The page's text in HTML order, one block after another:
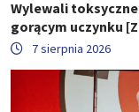
Wylewali
gorącym uczynku
7 sierpnia 2026